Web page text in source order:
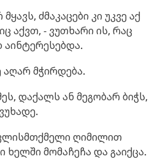
ძმაკაცები კი უკვე აქ
აქვთ, - ვუთხარი ის, რაც
აინტერესებდა.
აღარ მჭირდება.
დაქალს ან მეგობარ ბიჭს,
ღიმილით
ხელში მომაჩეჩა და გაიქცა.